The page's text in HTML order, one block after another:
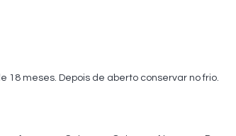
meses. Depois de aberto conservar no frio.